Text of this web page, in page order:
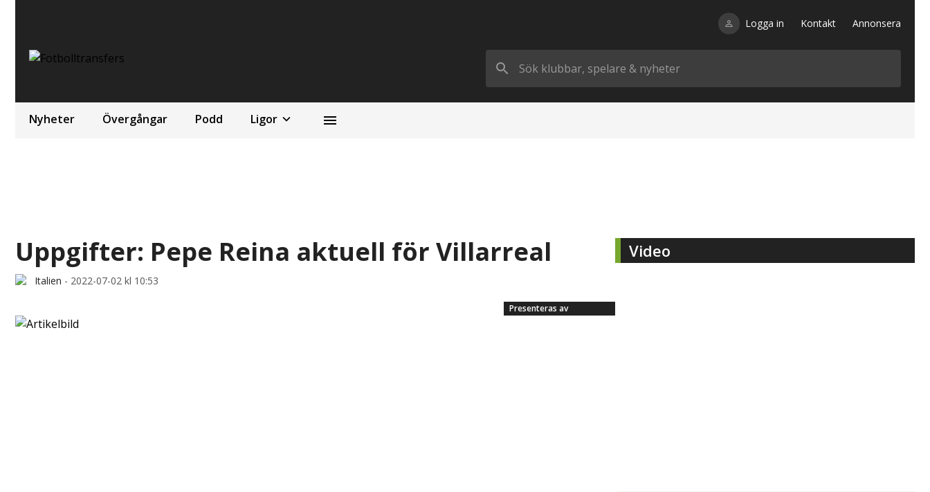
Logga in Kontakt Annonsera
Nyheter Övergångar Podd Ligor
Uppgifter: Pepe Reina aktuell för Villarreal
Italien - 2022-07-02 kl 10:53
Presenteras av
Video